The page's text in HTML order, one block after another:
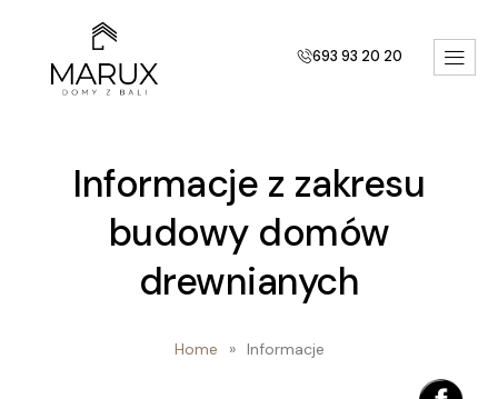
693 93 20 20
Informacje z zakresu
budowy domów
drewnianych
Home » Informacje